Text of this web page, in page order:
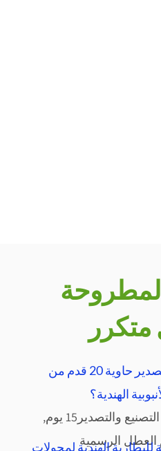
كم يستغرق تصنيع وتصدير حاوية 20 قدم من
الهندية؟
الوقت المتوقع لعملية التصنيع والتصدير15 يوم,
العطل الرسميةالهندية لمحولات